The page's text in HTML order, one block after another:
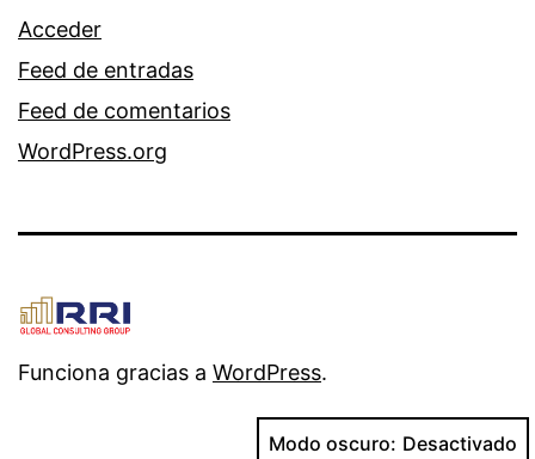
Acceder
Feed de entradas
Feed de comentarios
WordPress.org
Funciona gracias a WordPress.
Modo oscuro: